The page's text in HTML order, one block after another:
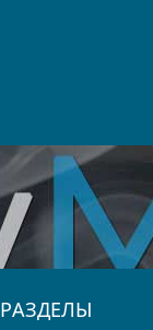
РАЗДЕЛЫ